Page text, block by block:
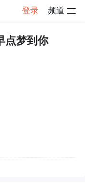
登录 频道
详情
点梦到你